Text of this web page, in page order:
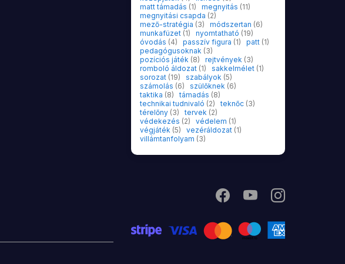
matt támadás (1) megnyitás (11)
megnyitási csapda (2)
mező-stratégia (3) módszertan (6)
munkafüzet (1) nyomtatható (19)
óvodás (4) passzív figura (1) patt (1)
pedagógusoknak (3)
pozíciós játék (8) rejtvények (3)
romboló áldozat (1) sakkelmélet (1)
sorozat (19) szabályok (5)
számolás (6) szülőknek (6)
taktika (8) támadás (8)
technikai tudnivaló (2) teknőc (3)
térelőny (3) tervek (2)
védekezés (2) védelem (1)
végjáték (5) vezéráldozat (1)
villámtanfolyam (3)